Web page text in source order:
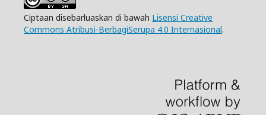
Ciptaan disebarluaskan di bawah Lisensi Creative
Commons Atribusi-BerbagiSerupa 4.0 Internasional.